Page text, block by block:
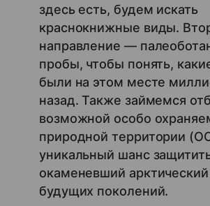
здесь есть, будем искать
краснокнижные виды.
направление —
пробы, чтобы понять,
были на этом месте
назад. Также займемся
возможной особо
природной территории
уникальный шанс
окаменевший
будущих поколений.